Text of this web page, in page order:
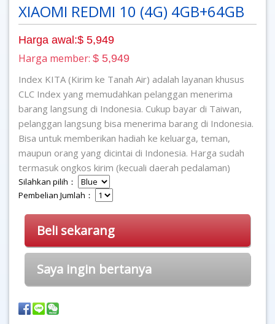
XIAOMI REDMI 10 (4G) 4GB+64GB
Harga awal:$ 5,949
Harga member: $ 5,949
Index KITA (Kirim ke Tanah Air) adalah layanan khusus
CLC Index yang memudahkan pelanggan menerima
barang langsung di Indonesia. Cukup bayar di Taiwan,
pelanggan langsung bisa menerima barang di Indonesia.
Bisa untuk memberikan hadiah ke keluarga, teman,
maupun orang yang dicintai di Indonesia. Harga sudah
termasuk ongkos kirim (kecuali daerah pedalaman)
Silahkan pilih：
Pembelian Jumlah：
Beli sekarang
Saya ingin bertanya